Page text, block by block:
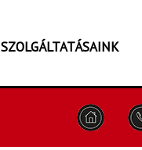
SZOLGÁLTATÁSAINK